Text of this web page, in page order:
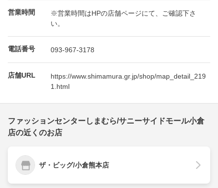
営業時間
※営業時間はHPの店舗ページにて、ご確認下さ
い。
電話番号 093-967-3178
店舗URL
https://www.shimamura.gr.jp/shop/map_detail_219
1.html
ファッションセンターしまむら/サニーサイドモール小倉
店の近くのお店
ザ・ビッグ/小倉熊本店